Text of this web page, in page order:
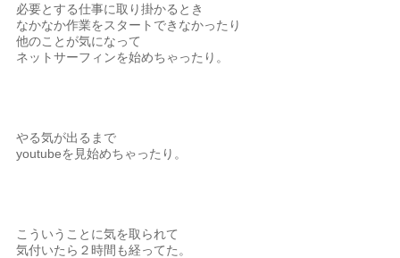
必要とする仕事に取り掛かるとき
なかなか作業をスタートできなかったり
他のことが気になって
ネットサーフィンを始めちゃったり。
やる気が出るまで
youtubeを見始めちゃったり。
こういうことに気を取られて
気付いたら２時間も経ってた。